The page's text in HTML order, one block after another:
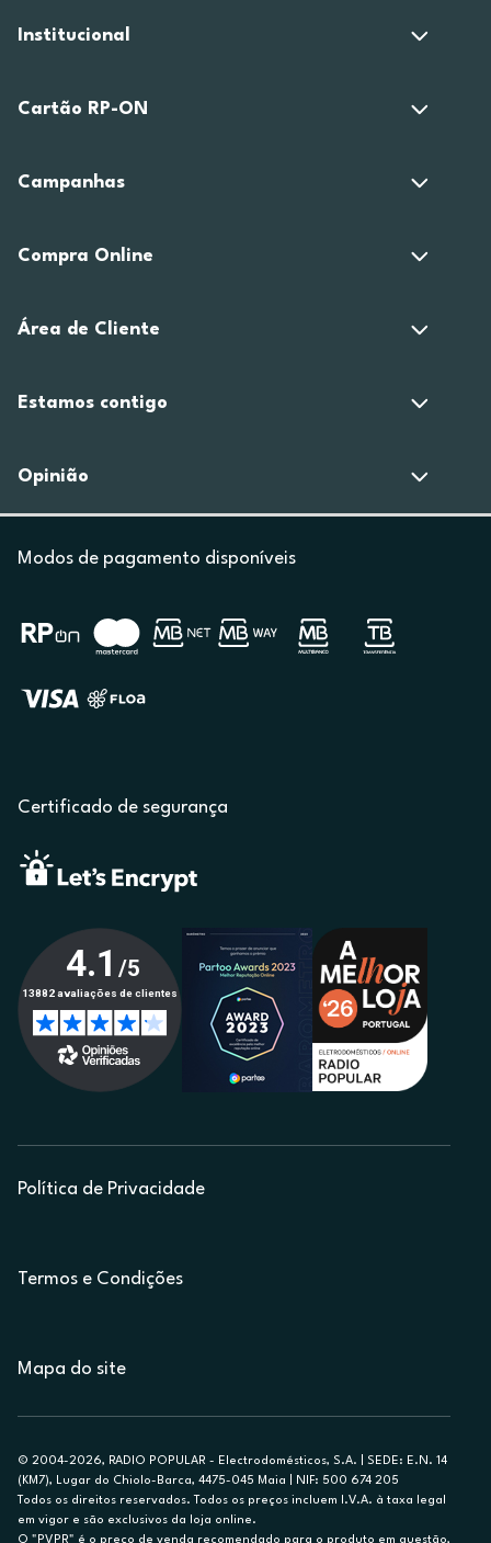
Institucional
Cartão RP-ON
Campanhas
Compra Online
Área de Cliente
Estamos contigo
Opinião
Modos de pagamento disponíveis
Certificado de segurança
Política de Privacidade
Termos e Condições
Mapa do site
© 2004-2026, RADIO POPULAR - Electrodomésticos, S.A. | SEDE: E.N. 14
(KM7), Lugar do Chiolo-Barca, 4475-045 Maia | NIF: 500 674 205
Todos os direitos reservados. Todos os preços incluem I.V.A. à taxa legal
em vigor e são exclusivos da loja online.
O "PVPR" é o preço de venda recomendado para o produto em questão,